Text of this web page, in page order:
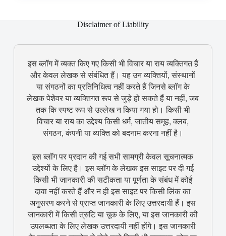
Disclaimer of Liability
इस ब्लॉग में व्यक्त किए गए किसी भी विचार या राय व्यक्तिगत हैं
और केवल लेखक से संबंधित हैं। यह उन व्यक्तियों, संस्थानों
या संगठनों का प्रतिनिधित्व नहीं करते हैं जिनसे ब्लॉग के
लेखक पेशेवर या व्यक्तिगत रूप से जुड़े हो सकते हैं या नहीं, जब
तक कि स्पष्ट रूप से उल्लेख न किया गया हो। किसी भी
विचार या राय का उद्देश्य किसी धर्म, जातीय समूह, क्लब,
संगठन, कंपनी या व्यक्ति को बदनाम करना नहीं है।
इस ब्लॉग पर प्रदान की गई सभी सामग्री केवल सूचनात्मक
उद्देश्यों के लिए है। इस ब्लॉग के लेखक इस साइट पर दी गई
किसी भी जानकारी की सटीकता या पूर्णता के संबंध में कोई
दावा नहीं करते हैं और न ही इस साइट पर किसी लिंक का
अनुसरण करने से प्राप्त जानकारी के लिए उत्तरदायी हैं। इस
जानकारी में किसी त्रुटि या चूक के लिए, या इस जानकारी की
उपलब्धता के लिए लेखक उत्तरदायी नहीं होंगे। इस जानकारी